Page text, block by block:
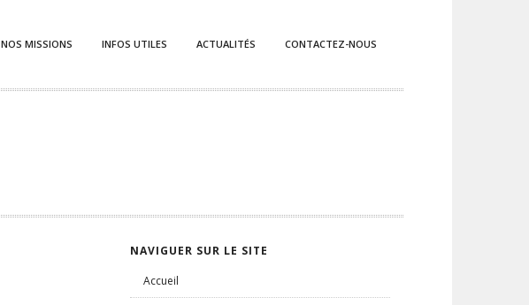
NOS MISSIONS INFOS UTILES ACTUALITÉS CONTACTEZ-NOUS
NAVIGUER SUR LE SITE
Accueil